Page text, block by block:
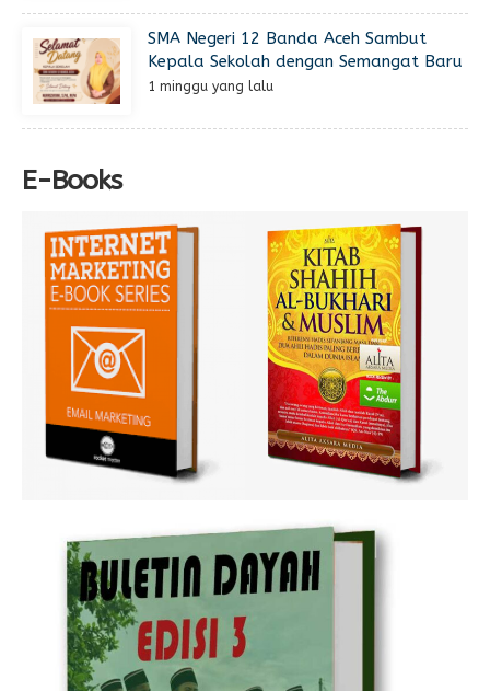
SMA Negeri 12 Banda Aceh Sambut
Kepala Sekolah dengan Semangat Baru
1 minggu yang lalu
E-Books